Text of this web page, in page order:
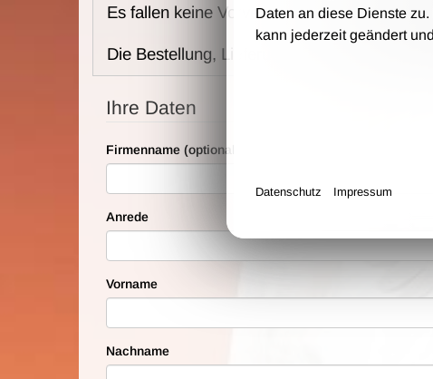
Es fallen keine Vorverkaufs- und
Die Bestellung, Lieferung und Zahlung
Ihre Daten
Firmenname (optional)
Anrede
Vorname
Nachname
Daten an diese Dienste
kann jederzeit geändert
Datenschutz Impressum